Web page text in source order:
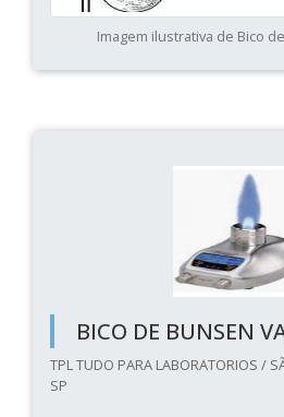
Imagem ilustrativa de Bico
BICO DE BUNSEN
TPL TUDO PARA LABORATORIOS /
SP